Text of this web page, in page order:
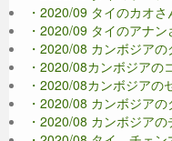
・2020/09 タイのカオ
・2020/09 タイのアナ
・2020/08 カンボジア
・2020/08カンボジアの
・2020/08カンボジアの
・2020/08 カンボジア
・2020/08 カンボジア